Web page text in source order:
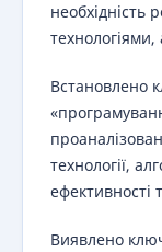
необхідність
Встановлено
технології,
ефективності
Виявлено